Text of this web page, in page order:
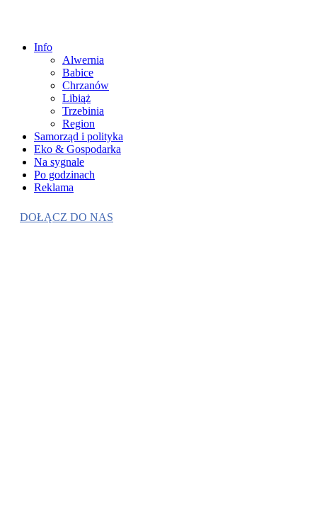
Info
Alwernia
Babice
Chrzanów
Libiąż
Trzebinia
Region
Samorząd i polityka
Eko & Gospodarka
Na sygnale
Po godzinach
Reklama
DOŁĄCZ DO NAS